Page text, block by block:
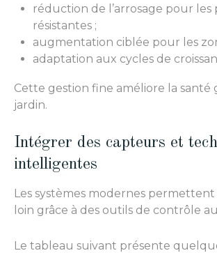
réduction de l’arrosage pour les
résistantes ;
augmentation ciblée pour les
adaptation aux cycles de
Cette gestion fine améliore la santé
jardin.
Intégrer des capteurs et
intelligentes
Les systèmes modernes permettent
loin grâce à des outils de contrôle
Le tableau suivant présente